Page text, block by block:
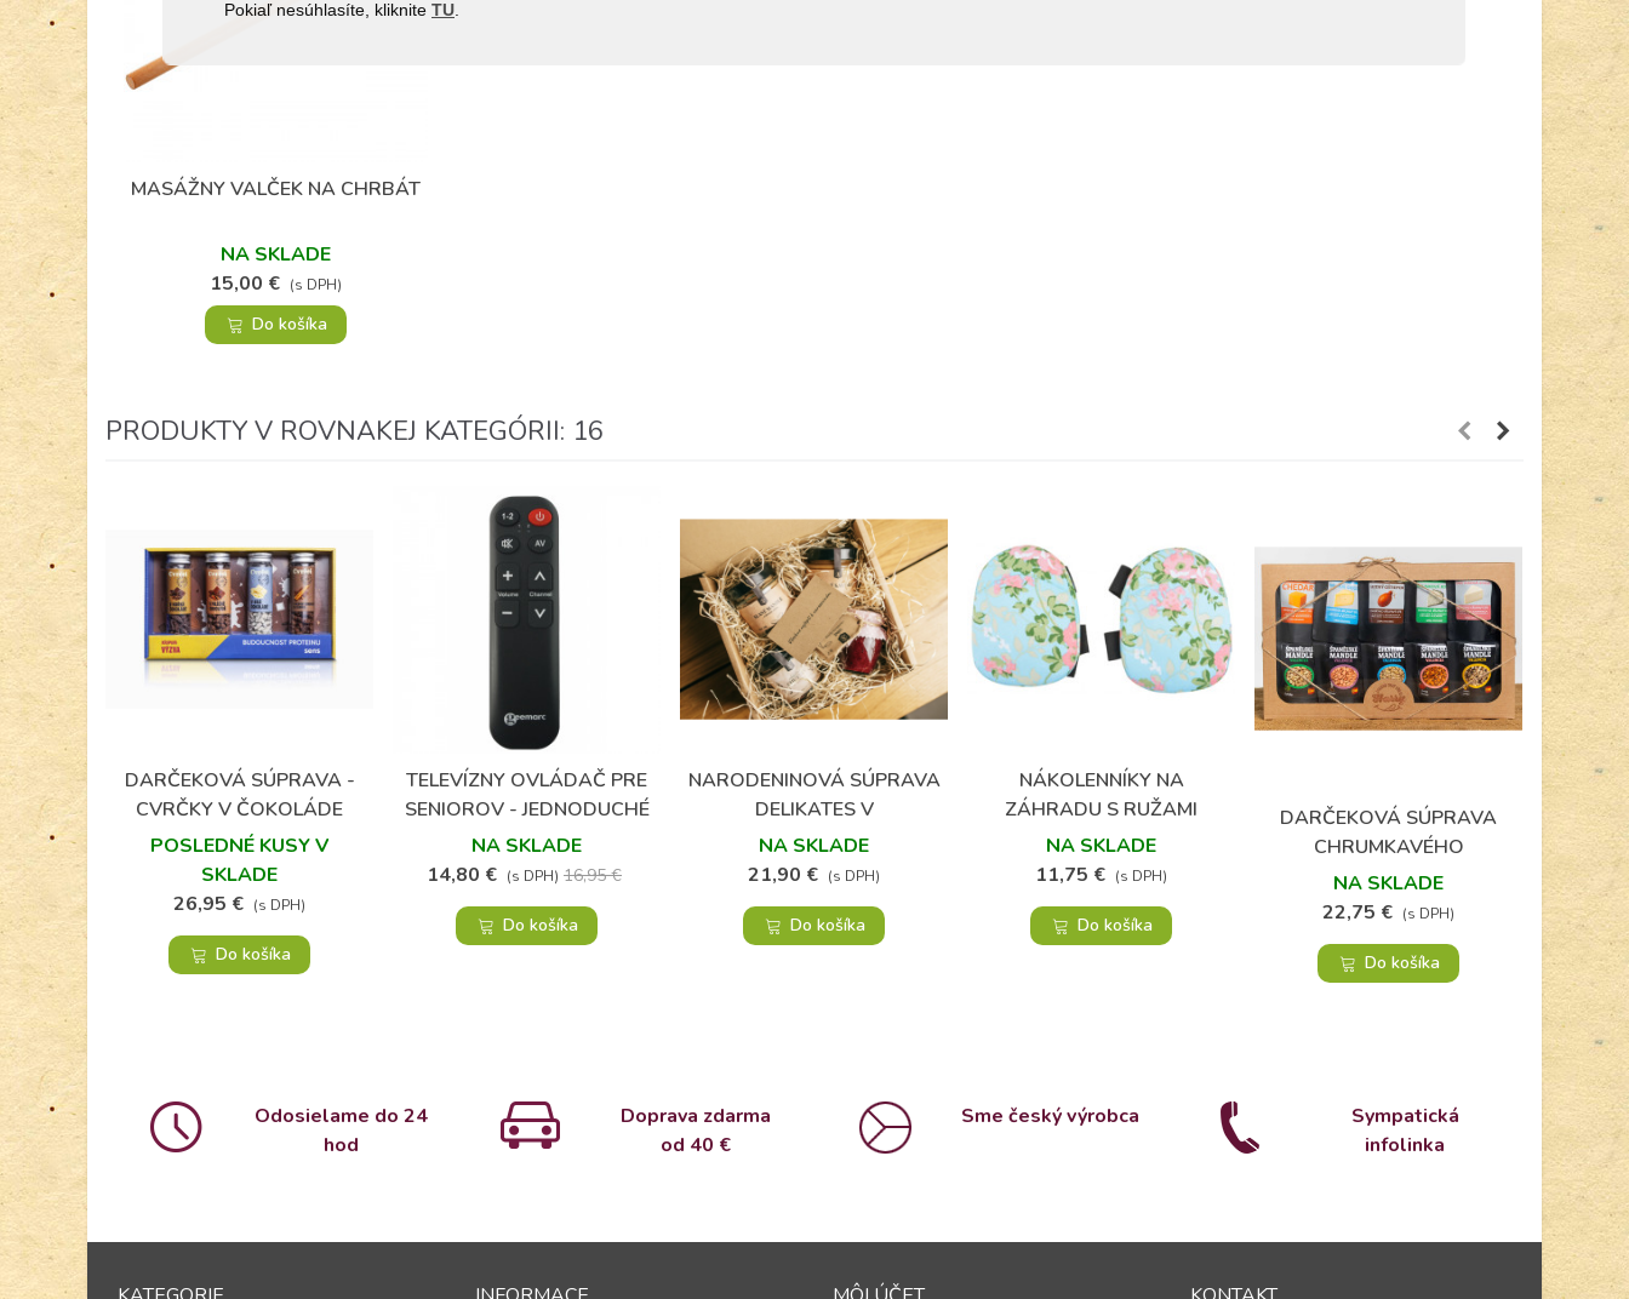
Pokiaľ nesúhlasíte, klikniteTU
Obľúbené
MASÁŽNY VALČEK NA CHRBÁT
NA SKLADE
15,00 € (s DPH)
Do košíka
PRODUKTY V ROVNAKEJ KATEGÓRII: 16
Obľúbené
DARČEKOVÁ SÚPRAVA -
CVRČKY V ČOKOLÁDE
POSLEDNÉ KUSY V
SKLADE
26,95 € (s DPH)
Do košíka
Obľúbené
TELEVÍZNY OVLÁDAČ PRE
SENIOROV - JEDNODUCHÉ
OVLÁDANIE
NA SKLADE
14,80 € (s DPH) 16,95 €
Do košíka
Obľúbené
NARODENINOVÁ SÚPRAVA
DELIKATES V
DARČEKOVOM BALENÍ
NA SKLADE
21,90 € (s DPH)
Do košíka
Obľúbené
NÁKOLENNÍKY NA
ZÁHRADU S RUŽAMI
NA SKLADE
11,75 € (s DPH)
Do košíka
Obľúbené
DARČEKOVÁ SÚPRAVA
CHRUMKAVÉHO
LYOFILIZOVANÉHO SYRA A
ŠPANIELSKYCH MANDLÍ
NA SKLADE
22,75 € (s DPH)
Do košíka
Odosielame do 24
hod
Doprava zdarma
od 40 €
Sme český výrobca
Sympatická
infolinka